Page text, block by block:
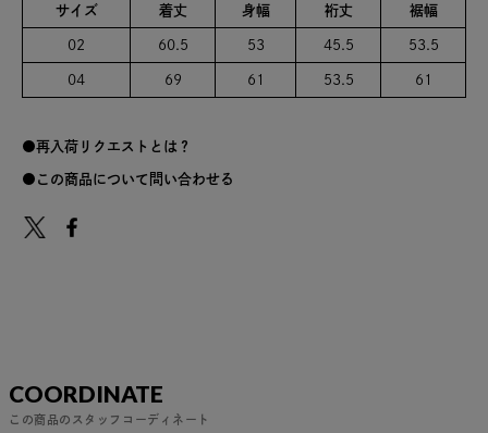
サイズ 着丈 身幅 裄丈 裾幅
02 60.5 53 45.5 53.5
04 69 61 53.5 61
再入荷リクエストとは？
この商品について問い合わせる
COORDINATE
この商品のスタッフコーディネート